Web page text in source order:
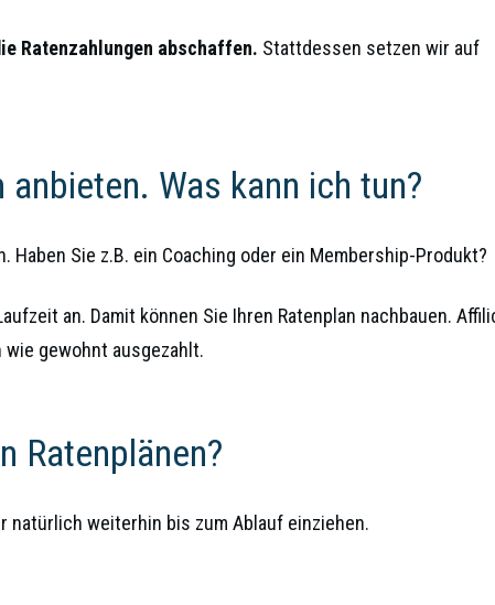
Ratenzahlungen abschaffen. Stattdessen setzen wir auf
Was kann ich tun?
Sie z.B. ein Coaching oder ein Membership-Produkt?
an. Damit können Sie Ihren Ratenplan nachbauen.
wie gewohnt ausgezahlt.
Ratenplänen?
natürlich weiterhin bis zum Ablauf einziehen.